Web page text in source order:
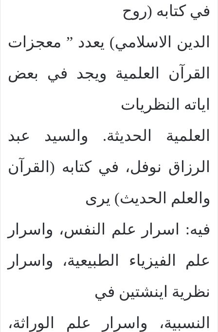
في كتابه (روح
الدين الاسلامي) يعدد ” معجزات
القرآن العلمية ويجد في بعض
اياته النظريات
العلمية الحديثة. والسيد عبد
الرزاق نوفل، في كتابه (القرآن
والعلم الحديث) يرى
فيه: اسرار علم النفس، واسرار
علم الفيزياء الطبيعية، واسرار
نظرية اينشتين في
النسبية، واسرار علم الوراثة،